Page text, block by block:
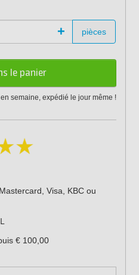
+ pièces
le panier
semaine, expédié le jour même !
Visa, KBC ou
€ 100,00